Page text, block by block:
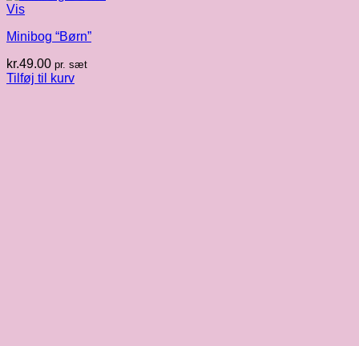
Vis
Minibog “Børn”
kr.49.00 pr. sæt
Tilføj til kurv